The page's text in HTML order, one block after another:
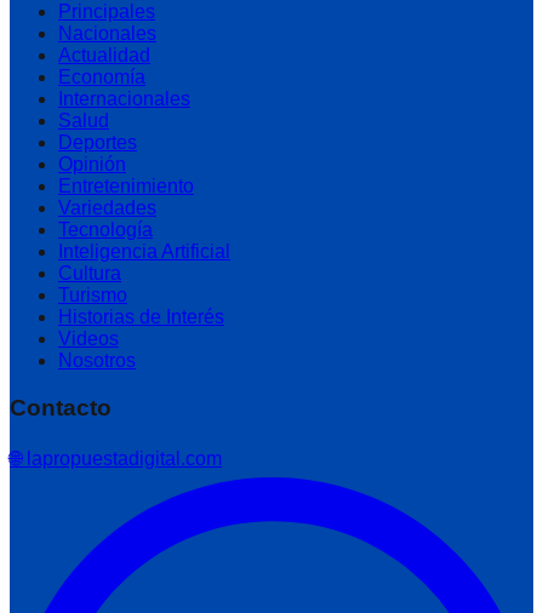
Principales
Nacionales
Actualidad
Economía
Internacionales
Salud
Deportes
Opinión
Entretenimiento
Variedades
Tecnología
Inteligencia Artificial
Cultura
Turismo
Historias de Interés
Videos
Nosotros
Contacto
🌐 lapropuestadigital.com